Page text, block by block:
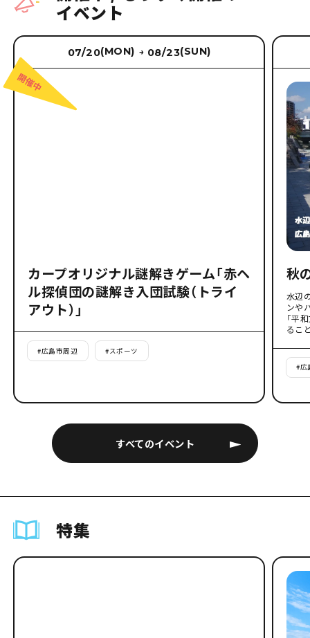
イベント
すべてのイベント
07/20(MON) → 08/23(SUN)
カープオリジナル謎解きゲーム「赤ヘ
ル探偵団の謎解き入団試験（トライ
アウト）」
#広島市周辺 #スポーツ
秋
水辺
ンや
「平
るこ
#広
特集